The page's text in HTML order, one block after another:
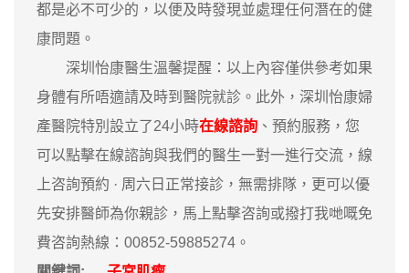
都是必不可少的，以便及時發現並處理任何潛在的健
康問題。
深圳怡康醫生溫馨提醒：以上內容僅供參考如果
身體有所唔適請及時到醫院就診。此外，深圳怡康婦
產醫院特別設立了24小時在線諮詢 、預約服務，您
可以點擊在線諮詢與我們的醫生一對一進行交流，線
上咨詢預約 · ‎周六日正常接診，無需排隊，更可以優
先安排醫師為你親診，馬上點擊咨詢或撥打我哋嘅免
費咨詢熱線：00852-59885274。